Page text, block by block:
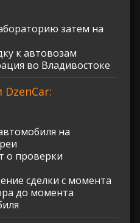
затем на
к автовозам
во Владивостоке
на
о проверки
сделки с момента
до момента